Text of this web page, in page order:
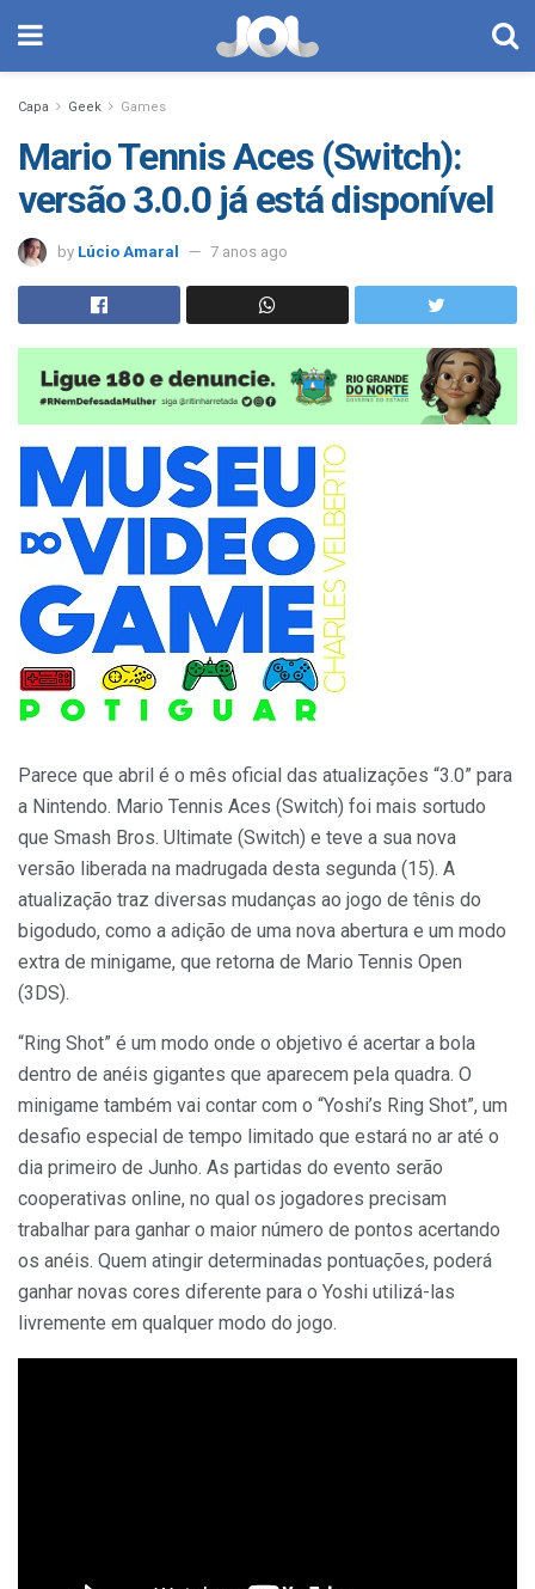
Capa Geek Games
Mario Tennis Aces (Switch):
versão 3.0.0 já está disponível
by Lúcio Amaral 7 anos ago
Parece que abril é o mês oficial das atualizações “3.0” para
a Nintendo. Mario Tennis Aces (Switch) foi mais sortudo
que Smash Bros. Ultimate (Switch) e teve a sua nova
versão liberada na madrugada desta segunda (15). A
atualização traz diversas mudanças ao jogo de tênis do
bigodudo, como a adição de uma nova abertura e um modo
extra de minigame, que retorna de Mario Tennis Open
(3DS).
“Ring Shot” é um modo onde o objetivo é acertar a bola
dentro de anéis gigantes que aparecem pela quadra. O
minigame também vai contar com o “Yoshi’s Ring Shot”, um
desafio especial de tempo limitado que estará no ar até o
dia primeiro de Junho. As partidas do evento serão
cooperativas online, no qual os jogadores precisam
trabalhar para ganhar o maior número de pontos acertando
os anéis. Quem atingir determinadas pontuações, poderá
ganhar novas cores diferente para o Yoshi utilizá-las
livremente em qualquer modo do jogo.